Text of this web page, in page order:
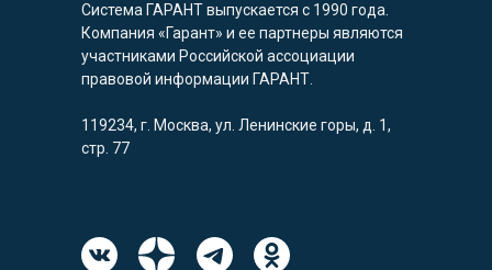
Система ГАРАНТ выпускается с 1990 года.
Компания «Гарант» и ее партнеры являются
участниками Российской ассоциации
правовой информации ГАРАНТ.
119234, г. Москва, ул. Ленинские горы, д. 1,
стр. 77